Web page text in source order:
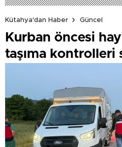
Kütahya'dan Haber
Güncel
Kurban öncesi
taşıma kontrolleri